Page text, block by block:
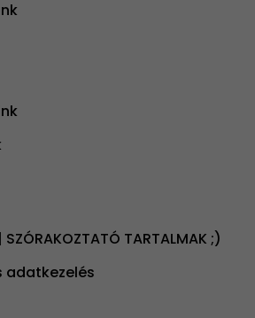
SZÓRAKOZTATÓ TARTALMAK ;)
adatkezelés